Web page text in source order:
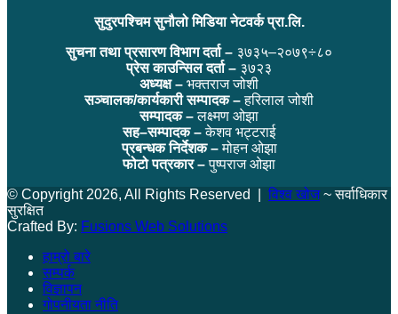
सुदुरपश्चिम सुनौलो मिडिया नेटवर्क प्रा.लि.
सुचना तथा प्रसारण विभाग दर्ता – ३७३५–२०७९÷८०
प्रेस काउन्सिल दर्ता – ३७२३
अध्यक्ष – भक्तराज जोशी
सञ्चालक/कार्यकारी सम्पादक –हरिलाल जोशी
सम्पादक –लक्ष्मण ओझा
सह–सम्पादक –केशव भट्टराई
प्रबन्धक निर्देशक –मोहन ओझा
फोटो पत्रकार –पुष्पराज ओझा
© Copyright 2026, All Rights Reserved | विश्व खोज~ सर्वाधिकार
सुरक्षित
Crafted By: Fusions Web Solutions
हाम्रो बारे
सम्पर्क
विज्ञापन
गोपनीयता नीति